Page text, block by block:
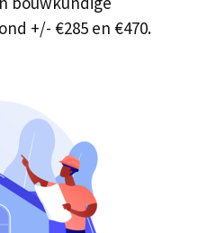
+/- €285 en €470.